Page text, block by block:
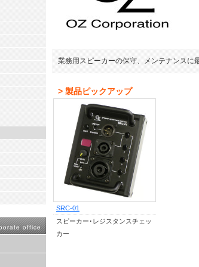
業務用スピーカーの保守、メンテナンスに
> 製品ピックアップ
SRC-01
スピーカー･レジスタンスチェッ
カー